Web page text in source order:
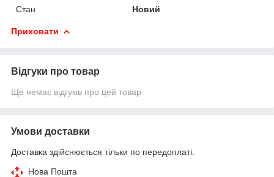
Стан
Новий
Приховати
Відгуки про товар
Ще немає відгуків про цей товар
Умови доставки
Доставка здійснюється тільки по передоплаті.
Нова Пошта